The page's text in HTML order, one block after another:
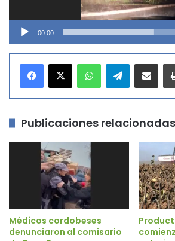
00:00
Telegram
Publicaciones relacionadas
Médicos cordobeses
denunciaron al comisario